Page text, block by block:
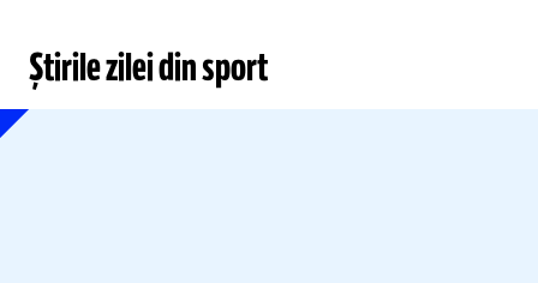
Știrile zilei din sport